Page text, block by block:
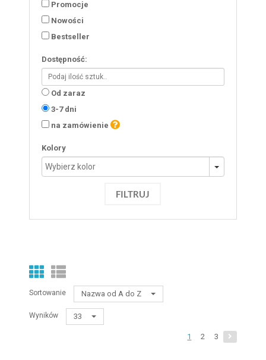
Promocje
Nowości
Bestseller
Dostępność:
Od zaraz
3-7 dni
na zamówienie
Kolory
FILTRUJ
Sortowanie Nazwa od A do Z
Wyników 33
1 2 3